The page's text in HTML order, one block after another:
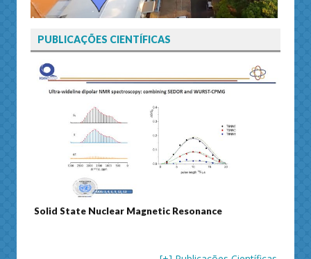
PUBLICAÇÕES CIENTÍFICAS
Solid State Nuclear Magnetic Resonance